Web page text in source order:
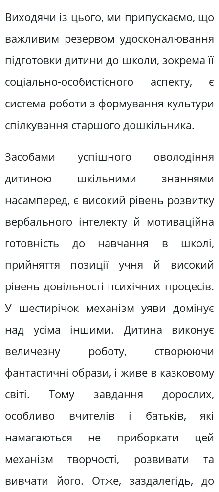
Виходячи із цього, ми припускаємо, що
важливим резервом удосконалювання
підготовки дитини до школи, зокрема її
соціально-особистісного аспекту, є
система роботи з формування культури
спілкування старшого дошкільника.
Засобами успішного оволодіння
дитиною шкільними знаннями
насамперед, є високий рівень розвитку
вербального інтелекту й мотиваційна
готовність до навчання в школі,
прийняття позиції учня й високий
рівень довільності психічних процесів.
У шестирічок механізм уяви домінує
над усіма іншими. Дитина виконує
величезну роботу, створюючи
фантастичні образи, і живе в казковому
світі. Тому завдання дорослих,
особливо вчителів і батьків, які
намагаються не приборкати цей
механізм творчості, розвивати та
вивчати його. Отже, заздалегідь, до